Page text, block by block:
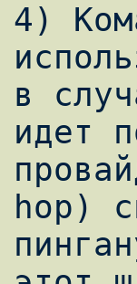
4)
в
идет
hop)